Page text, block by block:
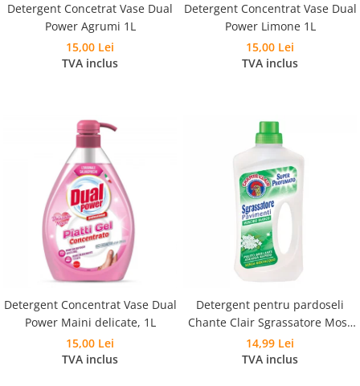
Detergent Concetrat Vase Dual
Power Agrumi 1L
15,00 Lei
TVA inclus
Detergent Concentrat Vase Dual
Power Limone 1L
15,00 Lei
TVA inclus
Detergent Concentrat Vase Dual
Power Maini delicate, 1L
15,00 Lei
TVA inclus
Detergent pentru pardoseli
Chante Clair Sgrassatore Mosc
Alb, 750 ml
14,99 Lei
TVA inclus